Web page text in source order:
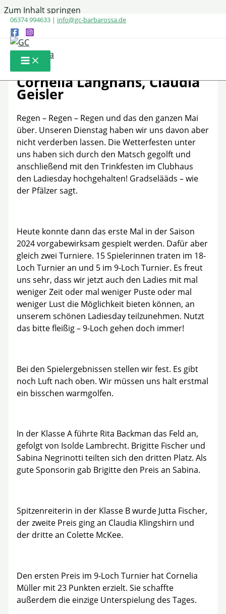
Zum Inhalt springen
06374 994633 | info@gc-barbarossa.de
LADIESDAY –28.05.2024 –
Sponsoren Brigitte Fischer,
Cornelia Langhans, Claudia
Geisler
Regen – Regen – Regen und das den ganzen Mai
über. Unseren Dienstag haben wir uns davon aber
nicht verderben lassen. Die Wetterfesten unter
uns haben sich durch den Matsch gegolft und
anschließend mit den Trinkfesten im Clubhaus
den Ladiesday hochgehalten! Gradselääds – wie
der Pfälzer sagt.
Heute konnte dann das erste Mal in der Saison
2024 vorgabewirksam gespielt werden. Dafür aber
gleich zwei Turniere. 15 Spielerinnen traten im 18-
Loch Turnier an und 5 im 9-Loch Turnier. Es freut
uns sehr, dass wir jetzt auch den Ladies mit mal
weniger Zeit oder mal weniger Puste oder mal
weniger Lust die Möglichkeit bieten können, an
unserem schönen Ladiesday teilzunehmen. Nutzt
das bitte fleißig – 9-Loch gehen doch immer!
Bei den Spielergebnissen stellen wir fest. Es gibt
noch Luft nach oben. Wir müssen uns halt erstmal
ein bisschen warmgolfen.
In der Klasse A führte Rita Backman das Feld an,
gefolgt von Isolde Lambrecht. Brigitte Fischer und
Sabina Negrinotti teilten sich den dritten Platz. Als
gute Sponsorin gab Brigitte den Preis an Sabina.
Spitzenreiterin in der Klasse B wurde Jutta Fischer,
der zweite Preis ging an Claudia Klingshirn und
der dritte an Colette McKee.
Den ersten Preis im 9-Loch Turnier hat Cornelia
Müller mit 23 Punkten erzielt. Sie schaffte
außerdem die einzige Unterspielung des Tages.